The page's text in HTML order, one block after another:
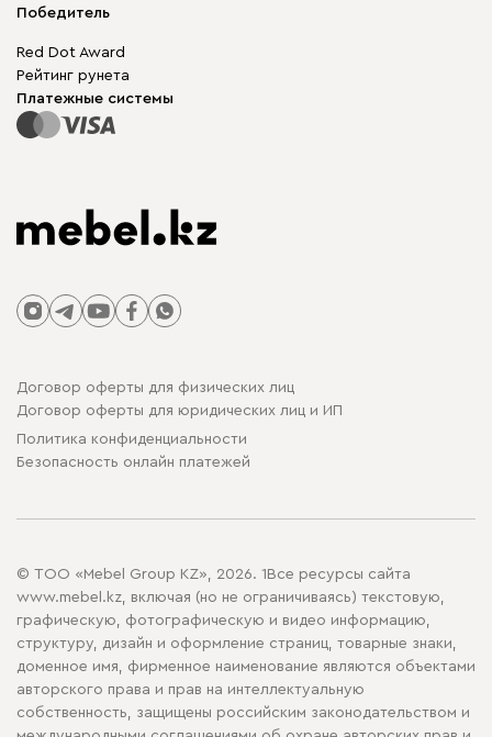
Гарантия
Для бизнеса
Карта сайта
Корпусная мебель
Модульная мебель
Столы и стулья
Победитель
Red Dot Award
Рейтинг рунета
Платежные системы
Договор оферты для физических лиц
Договор оферты для юридических лиц и ИП
Политика конфиденциальности
Безопасность онлайн платежей
© ТОО «Mebel Group KZ», 2026. 1Все ресурсы сайта
www.mebel.kz, включая (но не ограничиваясь) текстовую,
графическую, фотографическую и видео информацию,
структуру, дизайн и оформление страниц, товарные знаки,
доменное имя, фирменное наименование являются объектами
авторского права и прав на интеллектуальную
собственность, защищены российским законодательством и